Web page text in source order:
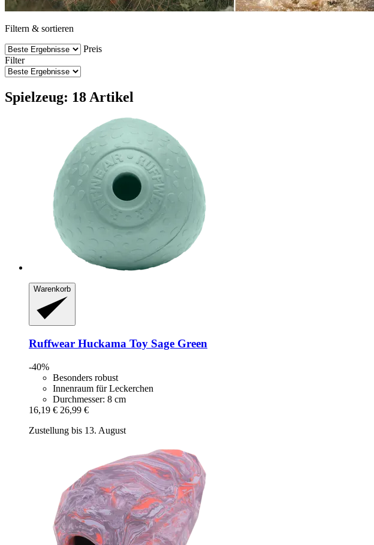
Filtern & sortieren
Preis
Filter
Spielzeug: 18 Artikel
Warenkorb
Ruffwear Huckama Toy Sage Green
-40%
Besonders robust
Innenraum für Leckerchen
Durchmesser: 8 cm
16,19 € 26,99 €
Zustellung bis 13. August